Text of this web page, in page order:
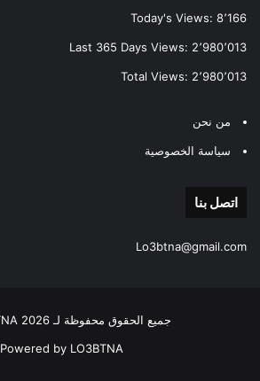
Today's Views: 8٬166
Last 365 Days Views: 2٬980٬013
Total Views: 2٬980٬013
من نحن
سياسة الخصوصية
اتصل بنا
Lo3btna@gmail.com
جميع الحقوق محفوظة لـ Lo3BTNA 2026 ©
Powered by LO3BTNA